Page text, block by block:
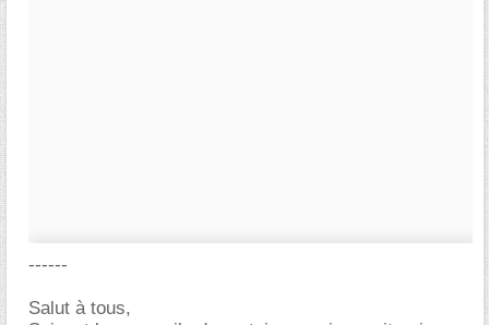
------
Salut à tous,